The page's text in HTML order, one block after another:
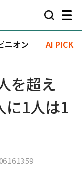
ニオン AI PICK
を超え
に1人は1
16:13:59